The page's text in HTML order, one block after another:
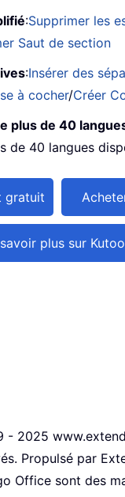
:Supprimer les
Saut de section
:Insérer des
à cocher/Créer
plus de 40
de 40 langues
gratuit
plus sur
2025
Propulsé par
Office sont des